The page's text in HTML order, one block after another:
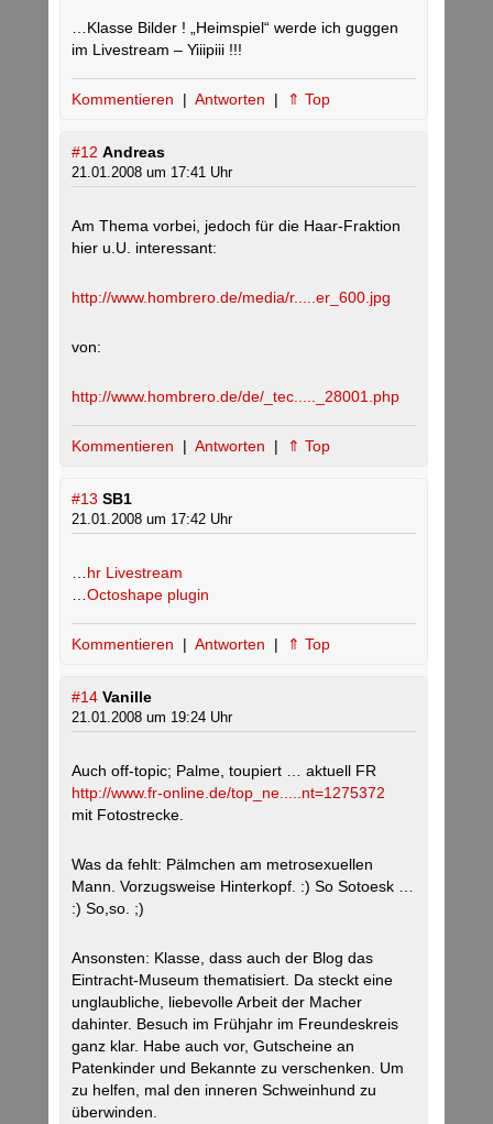
…Klasse Bilder ! „Heimspiel“ werde ich guggen
im Livestream – Yiiipiii !!!
Kommentieren | Antworten | ⇑ Top
#12 Andreas
21.01.2008 um 17:41 Uhr
Am Thema vorbei, jedoch für die Haar-Fraktion
hier u.U. interessant:
http://www.hombrero.de/media/r.....er_600.jpg
von:
http://www.hombrero.de/de/_tec....._28001.php
Kommentieren | Antworten | ⇑ Top
#13 SB1
21.01.2008 um 17:42 Uhr
hr Livestream
Octoshape plugin
Kommentieren | Antworten | ⇑ Top
#14 Vanille
21.01.2008 um 19:24 Uhr
Auch off-topic; Palme, toupiert … aktuell FR
http://www.fr-online.de/top_ne.....nt=1275372
mit Fotostrecke.
Was da fehlt: Pälmchen am metrosexuellen
Mann. Vorzugsweise Hinterkopf. :) So Sotoesk …
:) So,so. ;)
Ansonsten: Klasse, dass auch der Blog das
Eintracht-Museum thematisiert. Da steckt eine
unglaubliche, liebevolle Arbeit der Macher
dahinter. Besuch im Frühjahr im Freundeskreis
ganz klar. Habe auch vor, Gutscheine an
Patenkinder und Bekannte zu verschenken. Um
zu helfen, mal den inneren Schweinhund zu
überwinden.